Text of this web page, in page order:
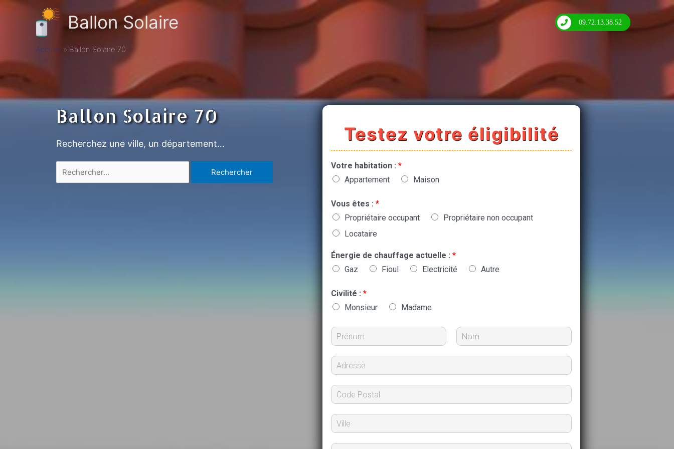
Ballon Solaire 09.72.13.38.52
Accueil Ballon Solaire 70
Ballon Solaire 70
Recherchez une ville, un département… Testez votre éligibilité
Votre habitation : *
Appartement
Maison
Vous êtes : *
Propriétaire occupant
Propriétaire non occupant
Locataire
Énergie de chauffage actuelle : *
Gaz
Fioul Electricité Autre
Civilité : *
Monsieur
Madame